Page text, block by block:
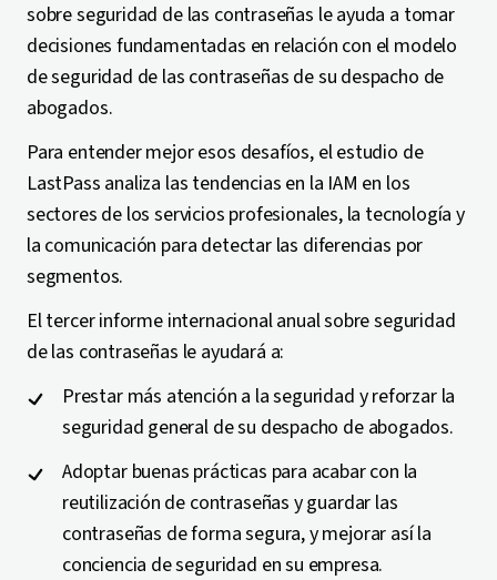
sobre seguridad de las contraseñas le ayuda a tomar
decisiones fundamentadas en relación con el modelo
de seguridad de las contraseñas de su despacho de
abogados.
Para entender mejor esos desafíos, el estudio de
LastPass analiza las tendencias en la IAM en los
sectores de los servicios profesionales, la tecnología y
la comunicación para detectar las diferencias por
segmentos.
El tercer informe internacional anual sobre seguridad
de las contraseñas le ayudará a:
Prestar más atención a la seguridad y reforzar la
seguridad general de su despacho de abogados.
Adoptar buenas prácticas para acabar con la
reutilización de contraseñas y guardar las
contraseñas de forma segura, y mejorar así la
conciencia de seguridad en su empresa.